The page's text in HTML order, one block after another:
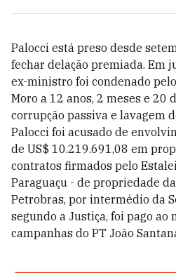
Palocci está preso desde
fechar delação premiada. Em
ex-ministro foi condenado
Moro a 12 anos, 2 meses e 20
corrupção passiva e lavagem
Palocci foi acusado de
de US$ 10.219.691,08 em
contratos firmados pelo
Paraguaçu - de propriedade
Petrobras, por intermédio da
segundo a Justiça, foi pago ao
campanhas do PT João